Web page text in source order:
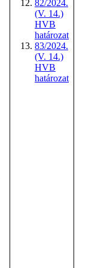
82/2024.
(V. 14.)
HVB
határozat
83/2024.
(V. 14.)
HVB
határozat